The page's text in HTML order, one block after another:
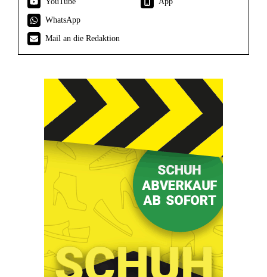
WhatsApp
Mail an die Redaktion